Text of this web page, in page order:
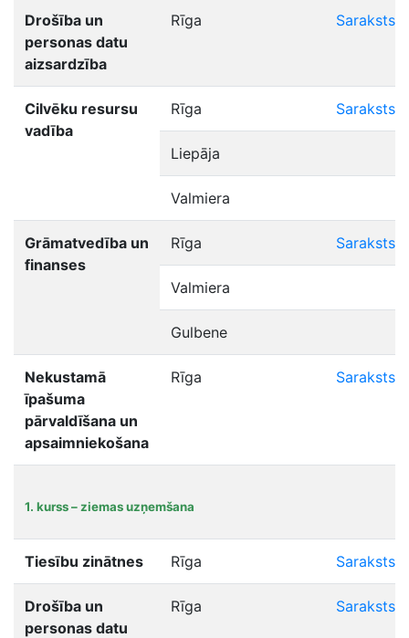
Drošība un
personas datu
aizsardzība
Rīga Saraksts
Cilvēku resursu
vadība
Rīga Saraksts
Liepāja
Valmiera
Grāmatvedība un
finanses
Rīga Saraksts
Valmiera
Gulbene
Nekustamā
īpašuma
pārvaldīšana un
apsaimniekošana
Rīga Saraksts
1. kurss – ziemas uzņemšana
Tiesību zinātnes Rīga Saraksts
Drošība un
personas datu
Rīga Saraksts